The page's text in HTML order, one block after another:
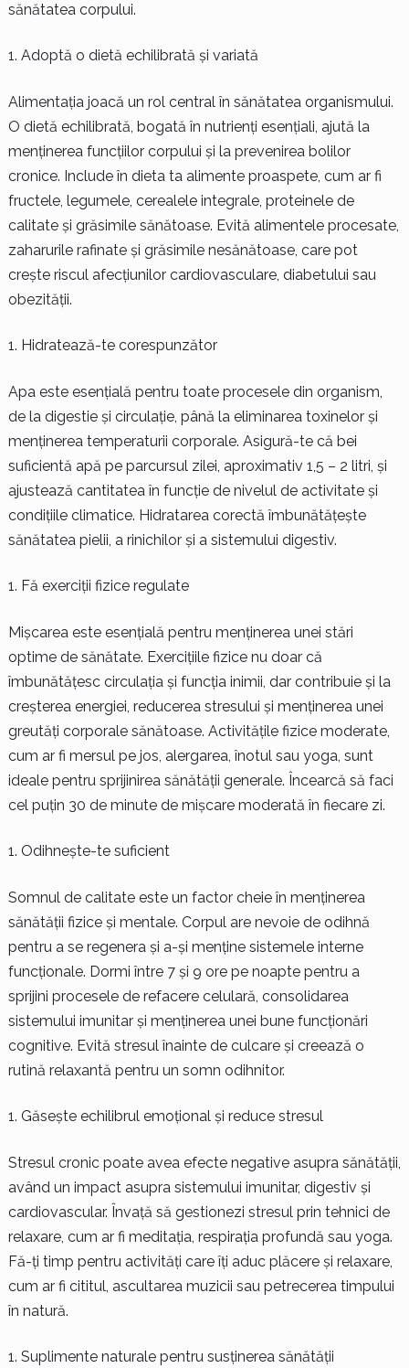
sănătatea corpului.
Adoptă o dietă echilibrată și variată
Alimentația joacă un rol central în sănătatea organismului.
O dietă echilibrată, bogată în nutrienți esențiali, ajută la
menținerea funcțiilor corpului și la prevenirea bolilor
cronice. Include în dieta ta alimente proaspete, cum ar fi
fructele, legumele, cerealele integrale, proteinele de
calitate și grăsimile sănătoase. Evită alimentele procesate,
zaharurile rafinate și grăsimile nesănătoase, care pot
crește riscul afecțiunilor cardiovasculare, diabetului sau
obezității.
Hidratează-te corespunzător
Apa este esențială pentru toate procesele din organism,
de la digestie și circulație, până la eliminarea toxinelor și
menținerea temperaturii corporale. Asigură-te că bei
suficientă apă pe parcursul zilei, aproximativ 1,5 – 2 litri, și
ajustează cantitatea în funcție de nivelul de activitate și
condițiile climatice. Hidratarea corectă îmbunătățește
sănătatea pielii, a rinichilor și a sistemului digestiv.
Fă exerciții fizice regulate
Mișcarea este esențială pentru menținerea unei stări
optime de sănătate. Exercițiile fizice nu doar că
îmbunătățesc circulația și funcția inimii, dar contribuie și la
creșterea energiei, reducerea stresului și menținerea unei
greutăți corporale sănătoase. Activitățile fizice moderate,
cum ar fi mersul pe jos, alergarea, înotul sau yoga, sunt
ideale pentru sprijinirea sănătății generale. Încearcă să faci
cel puțin 30 de minute de mișcare moderată în fiecare zi.
Odihnește-te suficient
Somnul de calitate este un factor cheie în menținerea
sănătății fizice și mentale. Corpul are nevoie de odihnă
pentru a se regenera și a-și menține sistemele interne
funcționale. Dormi între 7 și 9 ore pe noapte pentru a
sprijini procesele de refacere celulară, consolidarea
sistemului imunitar și menținerea unei bune funcționări
cognitive. Evită stresul înainte de culcare și creează o
rutină relaxantă pentru un somn odihnitor.
Găsește echilibrul emoțional și reduce stresul
Stresul cronic poate avea efecte negative asupra sănătății,
având un impact asupra sistemului imunitar, digestiv și
cardiovascular. Învață să gestionezi stresul prin tehnici de
relaxare, cum ar fi meditația, respirația profundă sau yoga.
Fă-ți timp pentru activități care îți aduc plăcere și relaxare,
cum ar fi cititul, ascultarea muzicii sau petrecerea timpului
în natură.
Suplimente naturale pentru susținerea sănătății